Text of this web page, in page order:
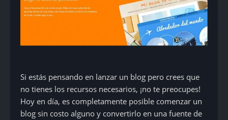
Si estás pensando en lanzar un blog pero crees que
no tienes los recursos necesarios, ¡no te preocupes!
Hoy en día, es completamente posible comenzar un
blog sin costo alguno y convertirlo en una fuente de